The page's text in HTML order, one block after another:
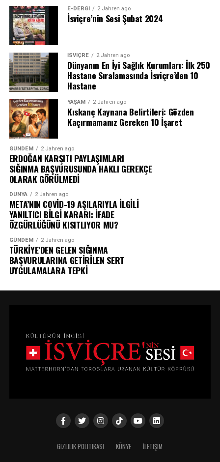
E-DERGI 2 Jahren ago
İsviçre’nin Sesi Şubat 2024
İSVIÇRE 2 Jahren ago
Dünyanın En İyi Sağlık Kurumları: İlk 250
Hastane Sıralamasında İsviçre’den 10
Hastane
YAŞAM 2 Jahren ago
Kıskanç Kaynana Belirtileri: Gözden
Kaçırmamanız Gereken 10 İşaret
GÜNDEM 2 Jahren ago
ERDOĞAN KARŞITI PAYLAŞIMLARI
SIĞINMA BAŞVURUSUNDA HAKLI GEREKÇE
OLARAK GÖRÜLMEDİ
DÜNYA 2 Jahren ago
META’NIN COVİD-19 AŞILARIYLA İLGİLİ
YANILTICI BİLGİ KARARI: İFADE
ÖZGÜRLÜĞÜNÜ KISITLIYOR MU?
GÜNDEM 2 Jahren ago
TÜRKİYE’DEN GELEN SIĞINMA
BAŞVURULARINA GETİRİLEN SERT
UYGULAMALARA TEPKİ
GIZLILIK POLITIKASI KÜNYE İLETIŞIM